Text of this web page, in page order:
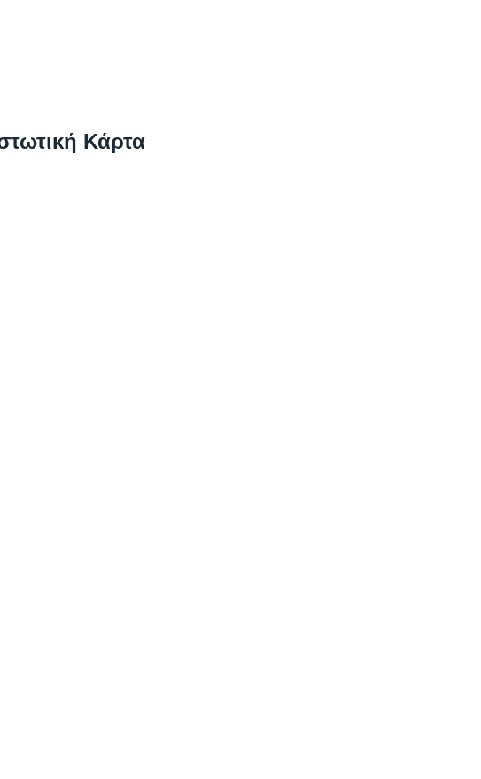
Κάρτα